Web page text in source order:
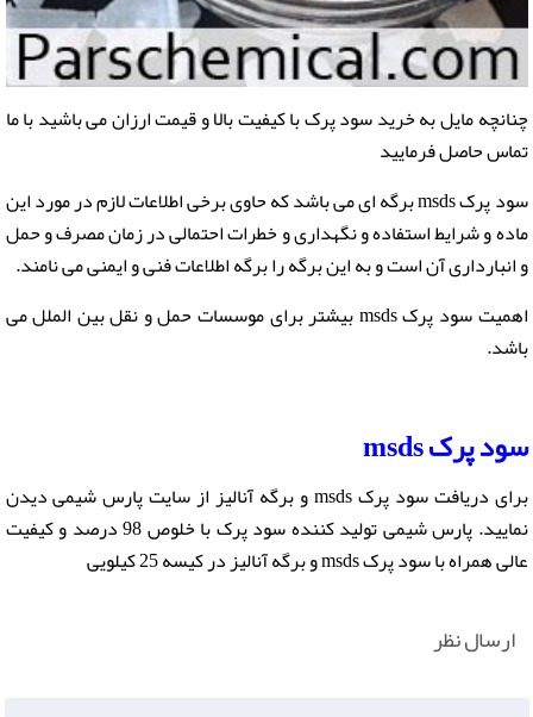
چنانچه مایل به خریدسود پرکبا کیفیت بالا و قیمت ارزان می باشید با ما
تماس حاصل فرمایید
سود پرک msds
برگه ای می باشد که حاوی برخی اطلاعات لازم در مورد این
ماده و شرایط استفاده و نگهداری و خطرات احتمالی در زمان مصرف و حمل
و انبارداری آن است و به این برگه را برگه اطلاعات فنی و ایمنی می نامند.
اهمیتسود پرک msds
بیشتر برای موسسات حمل و نقل بین الملل می
باشد.
سود پرکmsds
برای دریافتسود پرک msds
و برگه آنالیز از سایت پارس شیمی دیدن
نمایید. پارس شیمی تولید کنندهسود پرک
با خلوص 98 درصد و کیفیت
عالی همراه با سود پرک msds و برگه آنالیز در کیسه 25 کیلویی
ارسال نظر